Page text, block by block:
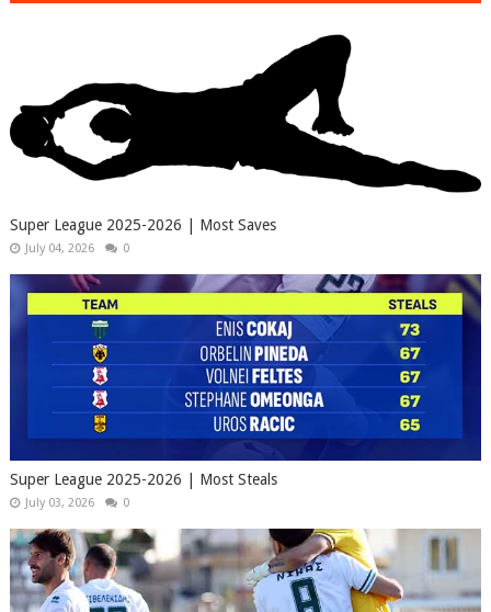
Super League 2025-2026 | Most Saves
July 04, 2026 0
Super League 2025-2026 | Most Steals
July 03, 2026 0